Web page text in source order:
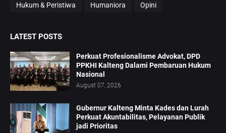
Hukum & Peristiwa Humaniora Opini
LATEST POSTS
Perkuat Profesionalisme Advokat, DPD
PPKHI Kalteng Dalami Pembaruan Hukum
Nasional
August 07, 2026
Gubernur Kalteng Minta Kades dan Lurah
Perkuat Akuntabilitas, Pelayanan Publik
jadi Prioritas